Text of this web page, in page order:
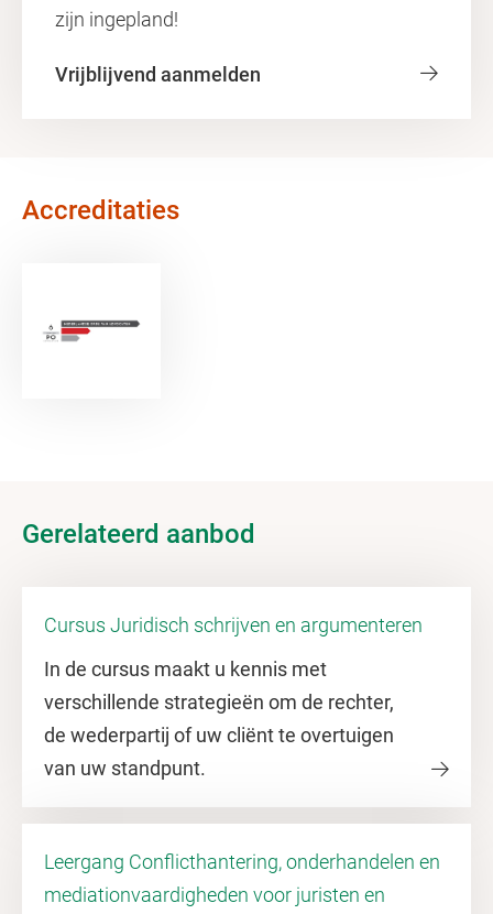
zijn ingepland!
Vrijblijvend aanmelden
Accreditaties
Gerelateerd aanbod
Cursus Juridisch schrijven en argumenteren
In de cursus maakt u kennis met
verschillende strategieën om de rechter,
de wederpartij of uw cliënt te overtuigen
van uw standpunt.
Leergang Conflicthantering, onderhandelen en
mediationvaardigheden voor juristen en